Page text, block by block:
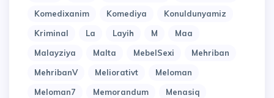
Komedixanim
Komediya
Konuldunyamiz
Kriminal
La Layih M
Maa
Malayziya
Malta MebelSexi
Mehriban
MehribanV
Meliorativt
Meloman
Meloman7
Memorandum
Menasiq